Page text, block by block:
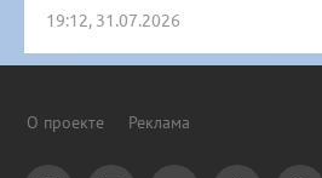
19:12, 31.07.2026
О проекте Реклама